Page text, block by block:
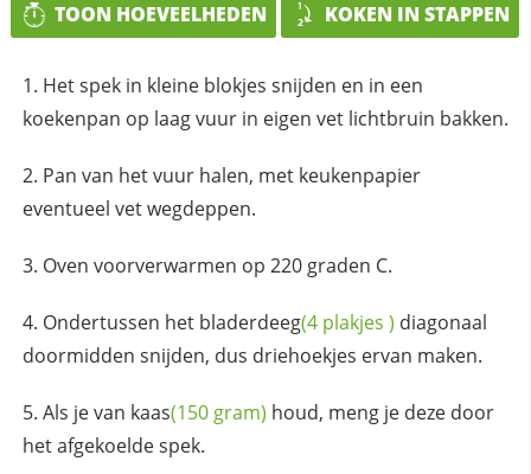
TOON HOEVEELHEDEN KOKEN IN STAPPEN
Het spek in kleine blokjes snijden en in een
koekenpan op laag vuur in eigen vet lichtbruin bakken.
Pan van het vuur halen, met keukenpapier
eventueel vet wegdeppen.
Oven voorverwarmen op 220 graden C.
Ondertussen het bladerdeeg(4 plakjes ) diagonaal
doormidden snijden, dus driehoekjes ervan maken.
Als je van kaas(150 gram) houd, meng je deze door
het afgekoelde spek.